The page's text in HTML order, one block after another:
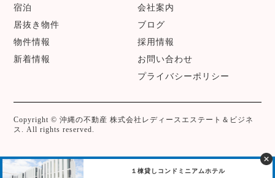
宿泊
居抜き物件
物件情報
新着情報
会社案内
ブログ
採用情報
お問い合わせ
プライバシーポリシー
Copyright © 沖縄の不動産 株式会社レディースエステート＆ビジネ
ス. All rights reserved.
１棟貸しコンドミニアムホテル